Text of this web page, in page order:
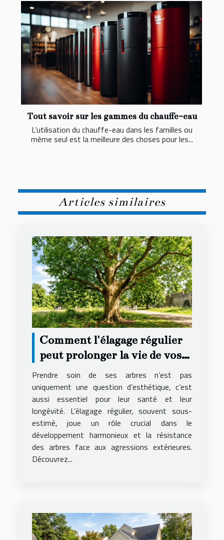
Tout savoir sur les gammes du chauffe-eau
L’utilisation du chauffe-eau dans les familles ou
même seul est la meilleure des choses pour les...
Articles similaires
Comment l'élagage régulier
peut prolonger la vie de vos
arbres ?
Prendre soin de ses arbres n’est pas
uniquement une question d’esthétique, c’est
aussi essentiel pour leur santé et leur
longévité. L’élagage régulier, souvent sous-
estimé, joue un rôle crucial dans le
développement harmonieux et la résistance
des arbres face aux agressions extérieures.
Découvrez...